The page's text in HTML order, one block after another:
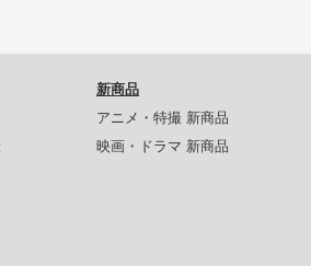
新商品
アニメ・特撮 新商品
映画・ドラマ 新商品